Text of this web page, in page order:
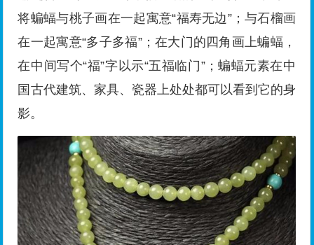
将蝙蝠与桃子画在一起寓意“福寿无边”；与石榴画
在一起寓意“多子多福”；在大门的四角画上蝙蝠，
在中间写个“福”字以示“五福临门”；蝙蝠元素在中
国古代建筑、家具、瓷器上处处都可以看到它的身
影。